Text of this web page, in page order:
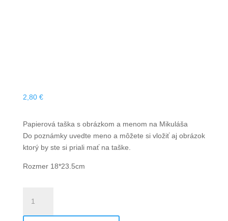
2,80 €
Papierová taška s obrázkom a menom na Mikuláša
Do poznámky uvedte meno a môžete si vložiť aj obrázok
ktorý by ste si priali mať na taške.
Rozmer 18*23.5cm
Papierová
taška